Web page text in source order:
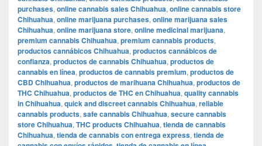
purchases, online cannabis sales Chihuahua, online cannabis store
Chihuahua, online marijuana purchases, online marijuana sales
Chihuahua, online marijuana store, online medicinal marijuana,
premium cannabis Chihuahua, premium cannabis products,
productos cannábicos Chihuahua, productos cannábicos de
confianza, productos de cannabis Chihuahua, productos de
cannabis en línea, productos de cannabis premium, productos de
CBD Chihuahua, productos de marihuana Chihuahua, productos de
THC Chihuahua, productos de THC en Chihuahua, quality cannabis
in Chihuahua, quick and discreet cannabis Chihuahua, reliable
cannabis products, safe cannabis Chihuahua, secure cannabis
store Chihuahua, THC products Chihuahua, tienda de cannabis
Chihuahua, tienda de cannabis con entrega express, tienda de